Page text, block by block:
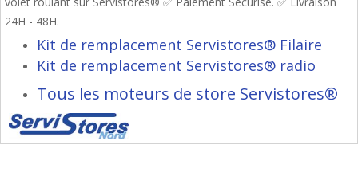
24H - 48H.
Kit de remplacement Servistores® Filaire
Kit de remplacement Servistores® radio
Tous les moteurs de store Servistores®